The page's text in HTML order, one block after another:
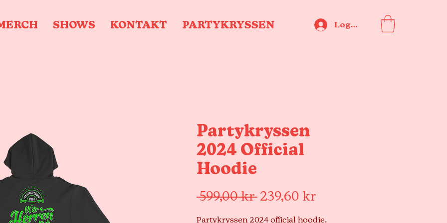
SHOWS KONTAKT PARTYKRYSSEN Logga in
Partykryssen
2024 Official
Hoodie
599,00 kr Ordinarie
239,60 kr
Partykryssen 2024 official hoodie.